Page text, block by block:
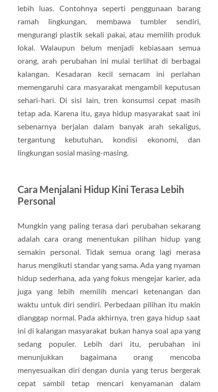
lebih luas. Contohnya seperti penggunaan barang
ramah lingkungan, membawa tumbler sendiri,
mengurangi plastik sekali pakai, atau memilih produk
lokal. Walaupun belum menjadi kebiasaan semua
orang, arah perubahan ini mulai terlihat di berbagai
kalangan. Kesadaran kecil semacam ini perlahan
memengaruhi cara masyarakat mengambil keputusan
sehari-hari. Di sisi lain, tren konsumsi cepat masih
tetap ada. Karena itu, gaya hidup masyarakat saat ini
sebenarnya berjalan dalam banyak arah sekaligus,
tergantung kebutuhan, kondisi ekonomi, dan
lingkungan sosial masing-masing.
Cara Menjalani Hidup Kini Terasa Lebih
Personal
Mungkin yang paling terasa dari perubahan sekarang
adalah cara orang menentukan pilihan hidup yang
semakin personal. Tidak semua orang lagi merasa
harus mengikuti standar yang sama. Ada yang nyaman
hidup sederhana, ada yang fokus mengejar karier, ada
juga yang lebih memilih mencari ketenangan dan
waktu untuk diri sendiri. Perbedaan pilihan itu makin
dianggap normal. Pada akhirnya, tren gaya hidup saat
ini di kalangan masyarakat bukan hanya soal apa yang
sedang populer. Lebih dari itu, perubahan ini
menunjukkan bagaimana orang mencoba
menyesuaikan diri dengan dunia yang terus bergerak
cepat sambil tetap mencari kenyamanan dalam